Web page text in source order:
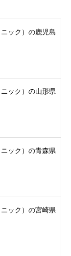
ック）の鹿児島
ック）の山形県
ック）の青森県
ック）の宮崎県